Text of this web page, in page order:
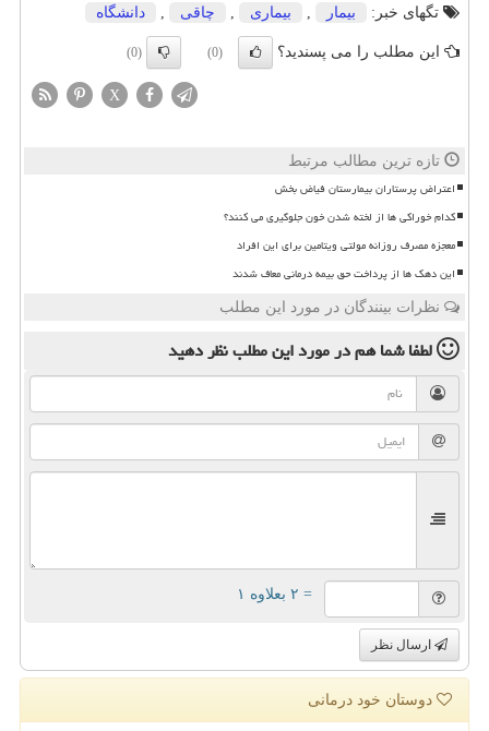
تگهای خبر:
بیمار بیماری چاقی دانشگاه
این مطلب را می پسندید؟ (0)
(0)
X
تازه ترین مطالب مرتبط
اعتراض پرستاران بیمارستان فیاض بخش
کدام خوراکی ها از لخته شدن خون جلوگیری می کنند؟
معجزه مصرف روزانه مولتی ویتامین برای این افراد
این دهک ها از پرداخت حق بیمه درمانی معاف شدند
نظرات بینندگان در مورد این مطلب
لطفا شما همدر مورد این مطلبنظر دهید
= ۲ بعلاوه ۱
ارسال نظر
دوستان خود درمانی